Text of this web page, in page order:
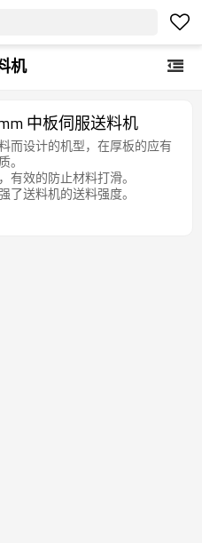
机
中板伺服送料机
而设计的机型，在厚板的应有
。
有效的防止材料打滑。
了送料机的送料强度。